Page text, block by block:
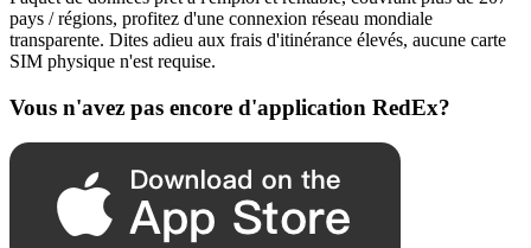
pays / régions, profitez d'une connexion réseau mondiale
transparente. Dites adieu aux frais d'itinérance élevés, aucune carte
SIM physique n'est requise.
Vous n'avez pas encore d'application RedEx?